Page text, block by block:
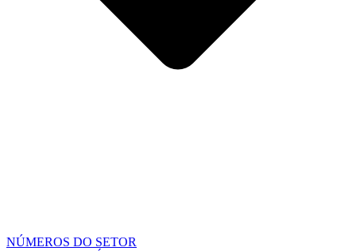
NÚMEROS DO SETOR